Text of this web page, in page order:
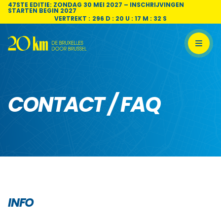
Skip to content
47STE EDITIE: ZONDAG 30 MEI 2027 – INSCHRIJVINGEN
STARTEN BEGIN 2027
VERTREKT : 296 D : 20 U : 17 M : 32 S
CONTACT / FAQ
INFO